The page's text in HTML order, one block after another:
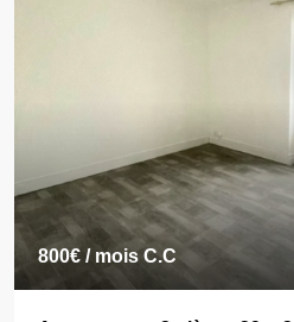
800€ / mois C.C